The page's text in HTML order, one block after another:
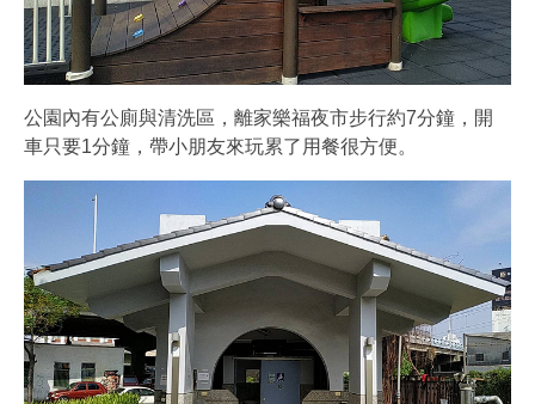
公園內有公廁與清洗區，離家樂福夜市步行約7分鐘，開
車只要1分鐘，帶小朋友來玩累了用餐很方便。